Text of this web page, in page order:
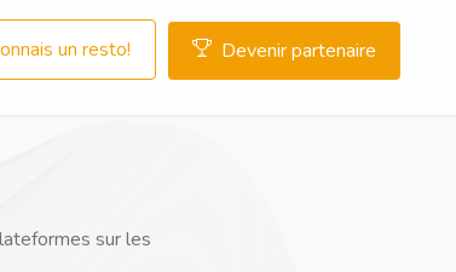
un resto! Devenir partenaire
sur les